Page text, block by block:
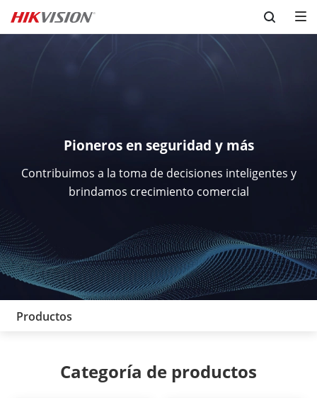
Skip to content
Pioneros en seguridad y más
Contribuimos a la toma de decisiones inteligentes y
brindamos crecimiento comercial
Productos
Categoría de productos